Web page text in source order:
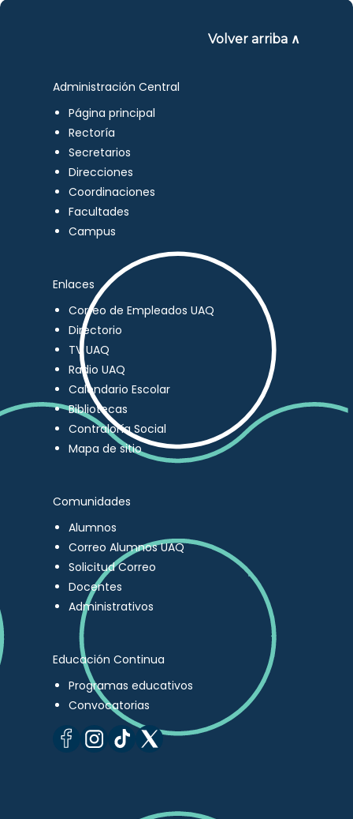
Volver arriba ∧
Administración Central
Página principal
Rectoría
Secretarios
Direcciones
Coordinaciones
Facultades
Campus
Enlaces
Correo de Empleados UAQ
Directorio
TV UAQ
Radio UAQ
Calendario Escolar
Bibliotecas
Contraloría Social
Mapa de sitio
Comunidades
Alumnos
Correo Alumnos UAQ
Solicitud Correo
Docentes
Administrativos
Educación Continua
Programas educativos
Convocatorias